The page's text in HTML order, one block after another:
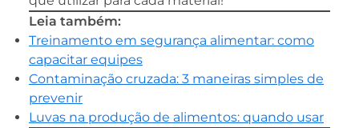
Leia também:
Treinamento em segurança alimentar: como
capacitar equipes
Contaminação cruzada: 3 maneiras simples de
prevenir
Luvas na produção de alimentos: quando usar